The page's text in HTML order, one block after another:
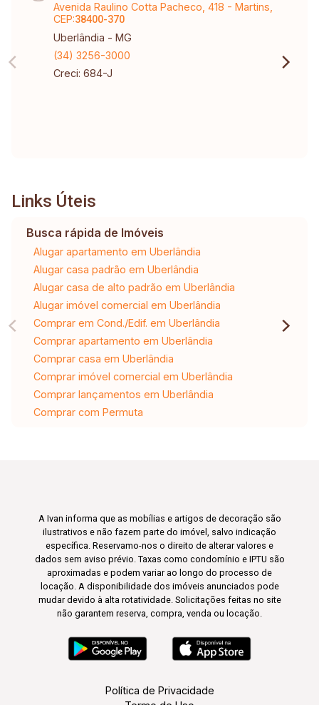
Avenida Raulino Cotta Pacheco, 418 - Martins,
CEP:38400-370
Uberlândia - MG
(34) 3256-3000
Creci: 684-J
Links Úteis
Busca rápida de Imóveis
Alugar apartamento em Uberlândia
Alugar casa padrão em Uberlândia
Alugar casa de alto padrão em Uberlândia
Alugar imóvel comercial em Uberlândia
Comprar em Cond./Edif. em Uberlândia
Comprar apartamento em Uberlândia
Comprar casa em Uberlândia
Comprar imóvel comercial em Uberlândia
Comprar lançamentos em Uberlândia
Comprar com Permuta
A Ivan informa que as mobílias e artigos de decoração são
ilustrativos e não fazem parte do imóvel, salvo indicação
específica. Reservamo-nos o direito de alterar valores e
dados sem aviso prévio. Taxas como condomínio e IPTU são
aproximadas e podem variar ao longo do processo de
locação. A disponibilidade dos imóveis anunciados pode
mudar devido à alta rotatividade. Solicitações feitas no site
não garantem reserva, compra, venda ou locação.
Política de Privacidade